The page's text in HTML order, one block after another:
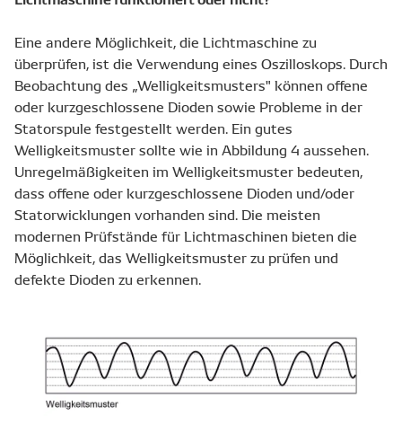
Eine andere Möglichkeit, die Lichtmaschine zu
überprüfen, ist die Verwendung eines Oszilloskops. Durch
Beobachtung des „Welligkeitsmusters" können offene
oder kurzgeschlossene Dioden sowie Probleme in der
Statorspule festgestellt werden. Ein gutes
Welligkeitsmuster sollte wie in Abbildung 4 aussehen.
Unregelmäßigkeiten im Welligkeitsmuster bedeuten,
dass offene oder kurzgeschlossene Dioden und/oder
Statorwicklungen vorhanden sind. Die meisten
modernen Prüfstände für Lichtmaschinen bieten die
Möglichkeit, das Welligkeitsmuster zu prüfen und
defekte Dioden zu erkennen.